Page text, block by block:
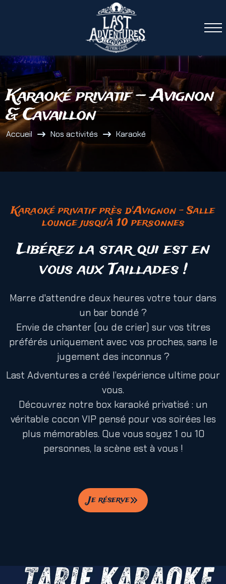
Karaoké privatif — Avignon
& Cavaillon
Accueil Nos activités Karaoké
Karaoké privatif près d'Avignon – Salle
lounge jusqu'à 10 personnes
Libérez la star qui est en
vous aux Taillades !
Marre d'attendre deux heures votre tour dans
un bar bondé ?
Envie de chanter (ou de crier) sur vos titres
préférés uniquement avec vos proches, sans le
jugement des inconnus ?
Last Adventures a créé l’expérience ultime pour
vous.
Découvrez notre box karaoké privatisé : un
véritable cocon VIP pensé pour vos soirées les
plus mémorables. Que vous soyez 1 ou 10
personnes, la scène est à vous !
Je réserve
Panneau de gestion des cookies